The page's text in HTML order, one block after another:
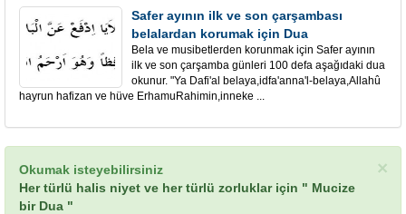
Safer ayının ilk ve son çarşambası
belalardan korumak için Dua
Bela ve musibetlerden korunmak için Safer ayının
ilk ve son çarşamba günleri 100 defa aşağıdaki dua
okunur. "Ya Dafi'al belaya,idfa'anna'l-belaya,Allahû
hayrun hafizan ve hüve ErhamuRahimin,inneke ...
×
Okumak isteyebilirsiniz
Her türlü halis niyet ve her türlü zorluklar için " Mucize
bir Dua "